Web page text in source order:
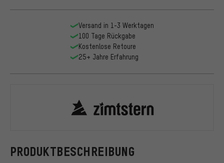
PRODUKTBESCHREIBUNG
Versand in 1-3 Werktagen
100 Tage Rückgabe
Kostenlose Retoure
25+ Jahre Erfahrung